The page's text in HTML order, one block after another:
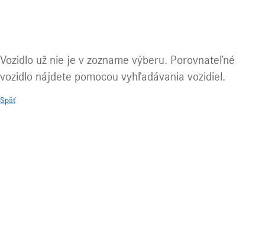
Vozidlo už nie je v zozname výberu. Porovnateľné
vozidlo nájdete pomocou vyhľadávania vozidiel.
Späť